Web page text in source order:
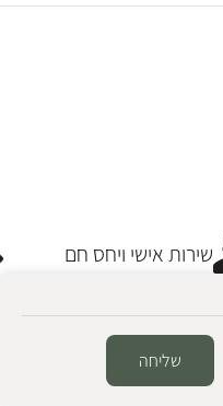
שירות אישי ויחס חם
שליחה